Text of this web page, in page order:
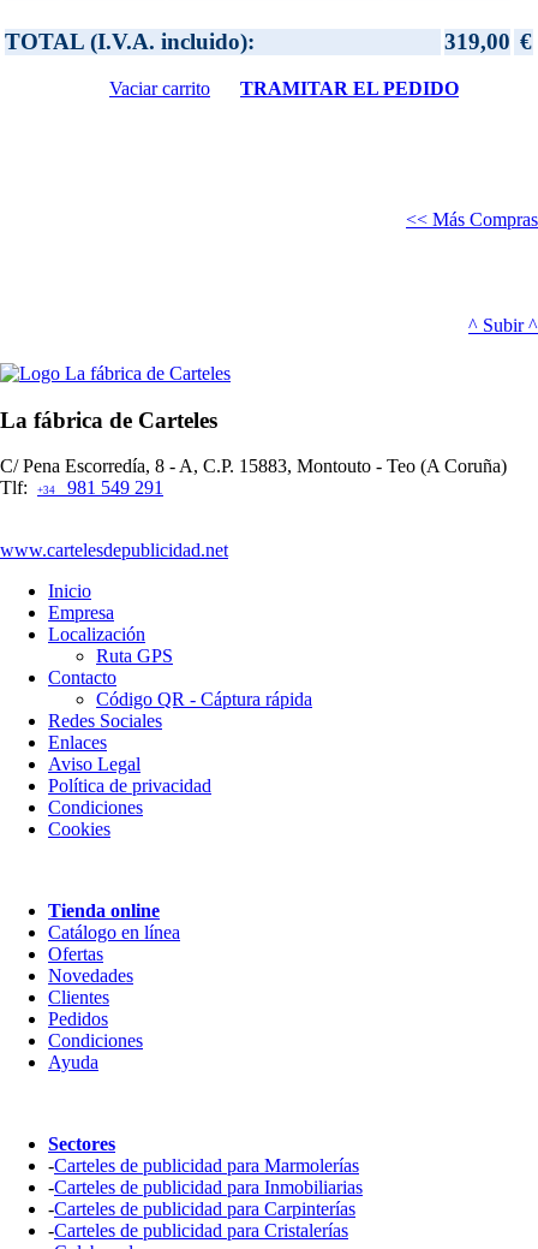
TOTAL (I.V.A. incluido): 319,00 €
TRAMITAR EL PEDIDO
Vaciar carrito
<< Más Compras
^ Subir ^
La fábrica de Carteles
C/ Pena Escorredía, 8 - A, C.P. 15883, Montouto - Teo (A Coruña)
Tlf:
+34 981 549 291
www.cartelesdepublicidad.net
Inicio
Empresa
Localización
Ruta GPS
Contacto
Código QR - Cáptura rápida
Redes Sociales
Enlaces
Aviso Legal
Política de privacidad
Condiciones
Cookies
Tienda online
Catálogo en línea
Ofertas
Novedades
Clientes
Pedidos
Condiciones
Ayuda
Sectores
-Carteles de publicidad para Marmolerías
-Carteles de publicidad para Inmobiliarias
-Carteles de publicidad para Carpinterías
-Carteles de publicidad para Cristalerías